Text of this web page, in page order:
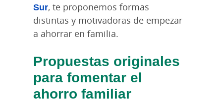
Sur, te proponemos formas
distintas y motivadoras de empezar
a ahorrar en familia.
Propuestas originales
para fomentar el
ahorro familiar